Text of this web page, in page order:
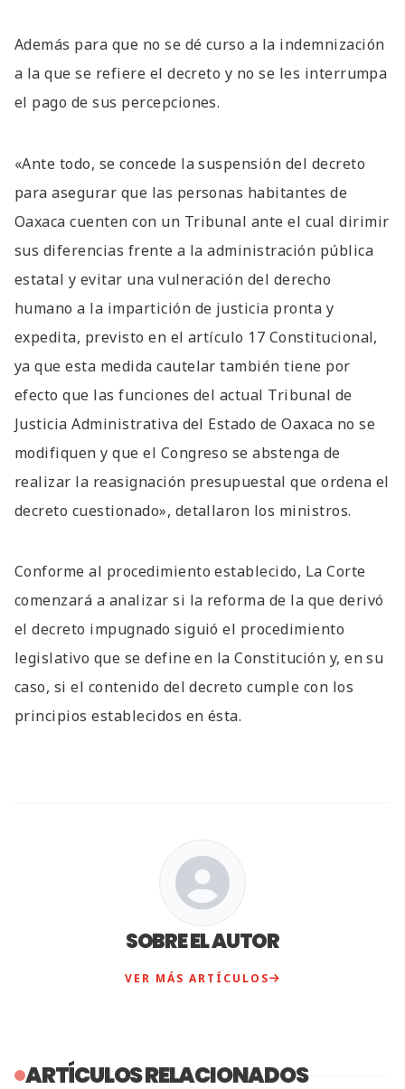
Además para que no se dé curso a la indemnización
a la que se refiere el decreto y no se les interrumpa
el pago de sus percepciones.
«Ante todo, se concede la suspensión del decreto
para asegurar que las personas habitantes de
Oaxaca cuenten con un Tribunal ante el cual dirimir
sus diferencias frente a la administración pública
estatal y evitar una vulneración del derecho
humano a la impartición de justicia pronta y
expedita, previsto en el artículo 17 Constitucional,
ya que esta medida cautelar también tiene por
efecto que las funciones del actual Tribunal de
Justicia Administrativa del Estado de Oaxaca no se
modifiquen y que el Congreso se abstenga de
realizar la reasignación presupuestal que ordena el
decreto cuestionado», detallaron los ministros.
Conforme al procedimiento establecido, La Corte
comenzará a analizar si la reforma de la que derivó
el decreto impugnado siguió el procedimiento
legislativo que se define en la Constitución y, en su
caso, si el contenido del decreto cumple con los
principios establecidos en ésta.
SOBRE EL AUTOR
VER MÁS ARTÍCULOS
ARTÍCULOS RELACIONADOS